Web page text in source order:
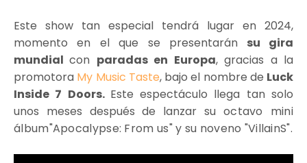
Este show tan especial tendrá lugar en 2024,
momento en el que se presentarán su gira
mundialcon paradas en Europa, gracias a la
promotora My Music Taste, bajo el nombre de Luck
Inside 7 Doors. Este espectáculo llega tan solo
unos meses después de lanzar suoctavo mini
álbum"Apocalypse: From us" y su noveno "VillainS".